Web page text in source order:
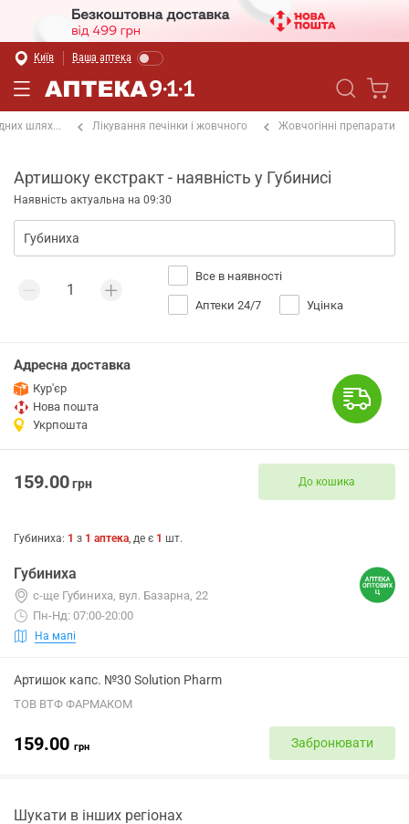
Київ Ваша аптека
шлях... Лікування печінки і жовчного Жовчогінні препарати
Артишоку екстракт - наявність у Губинисі
Наявність актуальна на 09:30
Все в наявності
Аптеки 24/7 Уцінка
Адресна доставка
Кур'єр
Нова пошта
Укрпошта
159.00грн До кошика
Губиниха: 1 з 1 аптека, де є 1 шт.
Губиниха
с-ще Губиниха, вул. Базарна, 22
Пн-Нд: 07:00-20:00
На мапі
Артишок капс. №30 Solution Pharm
ТОВ ВТФ ФАРМАКОМ
159.00 грн Забронювати
Шукати в інших регіонах